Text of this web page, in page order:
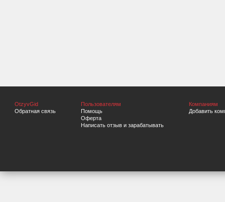
OtzyvGid
Обратная связь
Пользователям
Помощь
Оферта
Написать отзыв и зарабатывать
Компаниям
Добавить